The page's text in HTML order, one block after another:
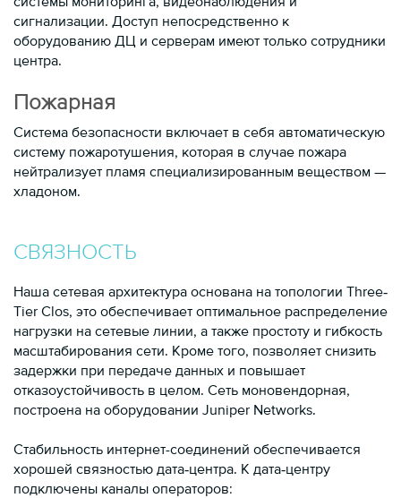
сигнализации. Доступ непосредственно к
оборудованию ДЦ и серверам имеют только сотрудники
центра.
Пожарная
Система безопасности включает в себя автоматическую
систему пожаротушения, которая в случае пожара
нейтрализует пламя специализированным веществом —
хладоном.
СВЯЗНОСТЬ
Наша сетевая архитектура основана на топологии Three‐
Tier Clos, это обеспечивает оптимальное распределение
нагрузки на сетевые линии, а также простоту и гибкость
масштабирования сети. Кроме того, позволяет снизить
задержки при передаче данных и повышает
отказоустойчивость в целом. Сеть моновендорная,
построена на оборудовании Juniper Networks.
Стабильность интернет-соединений обеспечивается
хорошей связностью дата‐центра. К дата‐центру
подключены каналы операторов: